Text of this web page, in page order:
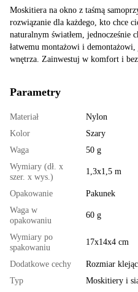
Moskitiera na okno z taśmą
rozwiązanie dla każdego, kto chce
naturalnym światłem, jednocześnie
łatwemu montażowi i
wnętrza. Zainwestuj w komfort i
Parametry
Materiał
Nylon
Kolor
Szary
Waga
50 g
Wymiary (dł. x
szer. x wys.)
1,3х1,5 m
Opakowanie
Pakunek
Waga w
opakowaniu
60 g
Wymiary po
spakowaniu
17х14х4 cm
Dodatkowe cechy
Rozmiar
Typ
Moskitiery i